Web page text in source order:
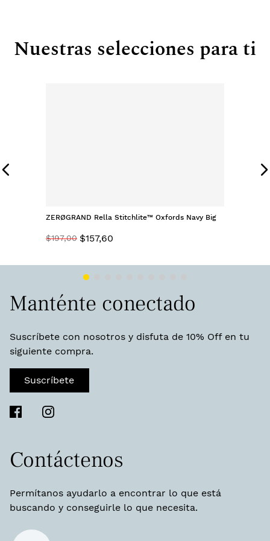
Nuestras selecciones para ti
ZERØGRAND Rella Stitchlite™ Oxfords Navy Big
197 $
Manténte conectado
Suscríbete con nosotros y disfuta de 10% Off en tu
siguiente compra.
Contáctenos